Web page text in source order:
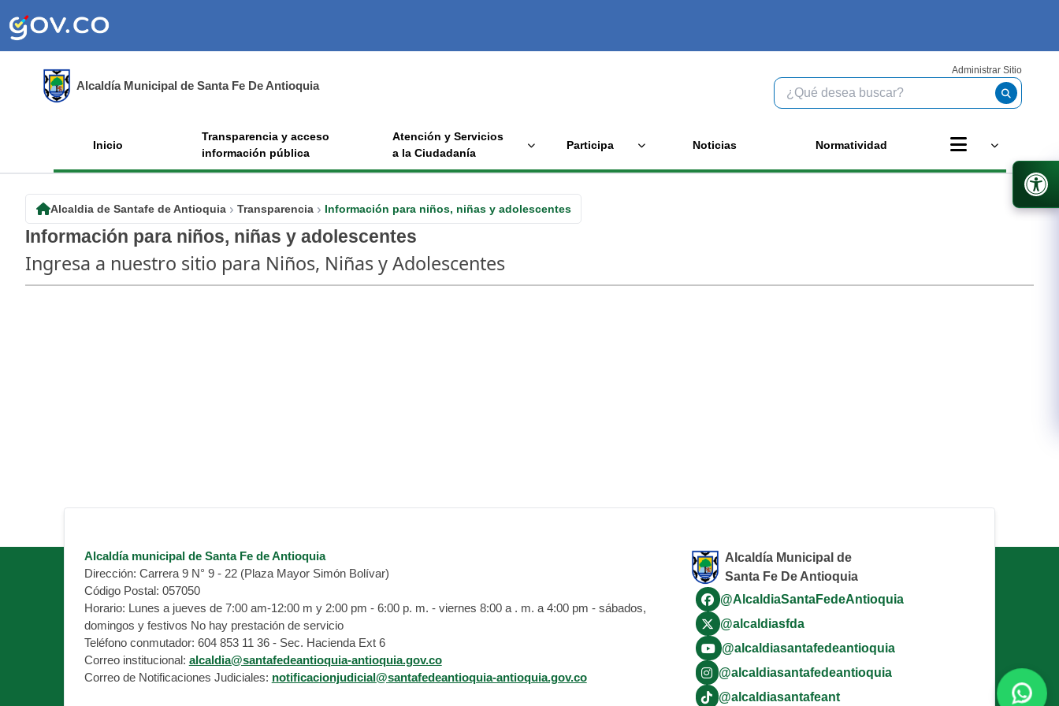
Alcaldía Municipal de Santa Fe De Antioquia
Administrar Sitio
Inicio
Transparencia y acceso
información pública
Atención y Servicios
a la Ciudadanía
Participa Noticias Normatividad
Alcaldia de Santafe de Antioquia Transparencia Información para niños, niñas y adolescentes
Información para niños, niñas y adolescentes
Ingresa a nuestro sitio para Niños, Niñas y Adolescentes
Alcaldía municipal de Santa Fe de Antioquia
Dirección: Carrera 9 N° 9 - 22 (Plaza Mayor Simón Bolívar)
Código Postal: 057050
Horario: Lunes a jueves de 7:00 am-12:00 m y 2:00 pm - 6:00 p. m. - viernes 8:00 a . m. a 4:00 pm - sábados,
domingos y festivos No hay prestación de servicio
Teléfono conmutador: 604 853 11 36 - Sec. Hacienda Ext 6
Correo institucional: alcaldia@santafedeantioquia-antioquia.gov.co
Correo de Notificaciones Judiciales: notificacionjudicial@santafedeantioquia-antioquia.gov.co
Alcaldía Municipal de
Santa Fe De Antioquia
@AlcaldiaSantaFedeAntioquia
@alcaldiasfda
@alcaldiasantafedeantioquia
@alcaldiasantafedeantioquia
@alcaldiasantafeant